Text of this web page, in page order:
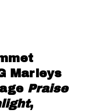
Marleys
Praise
,